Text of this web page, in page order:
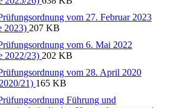
vom 27. Februar 2023
2023) 207 KB
vom 6. Mai 2022
2022/23) 202 KB
vom 28. April 2020
21) 165 KB
Führung und